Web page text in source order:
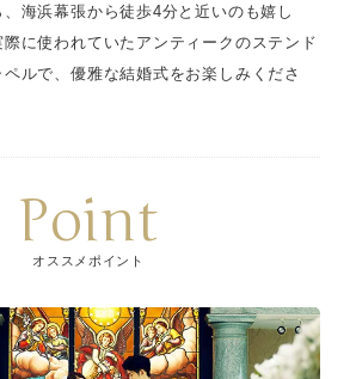
海浜幕張から徒歩4分と近いのも嬉し
に使われていたアンティークのステンド
ルで、優雅な結婚式をお楽しみくださ
Point
オススメポイント